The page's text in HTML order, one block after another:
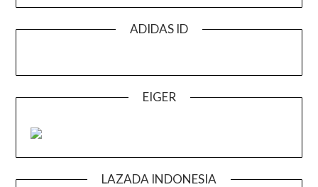
ADIDAS ID
EIGER
LAZADA INDONESIA